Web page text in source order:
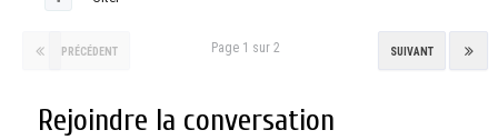
PRÉCÉDENT SUIVANT
Page 1 sur 2
Rejoindre la conversation